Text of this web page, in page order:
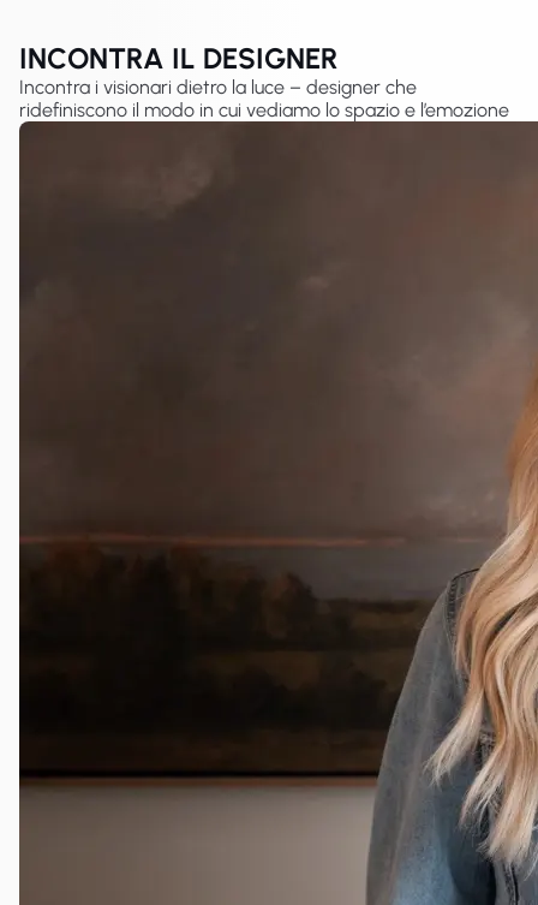
INCONTRA IL DESIGNER
Incontra i visionari dietro la luce – designer che
ridefiniscono il modo in cui vediamo lo spazio e l’emozione